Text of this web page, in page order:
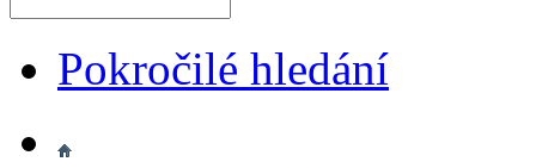
Pokročilé hledání